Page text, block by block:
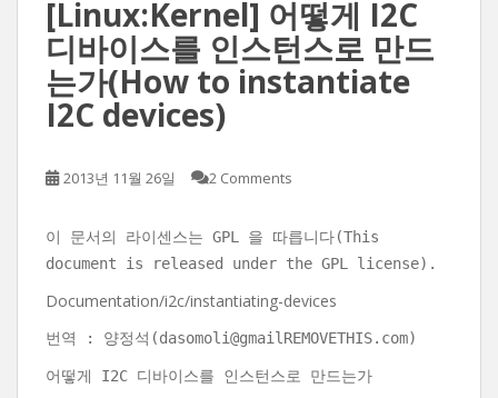
[Linux:Kernel] 어떻게 I2C
디바이스를 인스턴스로 만드
는가(How to instantiate
I2C devices)
2013년 11월 26일 2 Comments
이 문서의 라이센스는 GPL 을 따릅니다(This
document is released under the GPL license).
Documentation/i2c/instantiating-devices
번역 : 양정석(dasomoli@gmailREMOVETHIS.com)
어떻게 I2C 디바이스를 인스턴스로 만드는가